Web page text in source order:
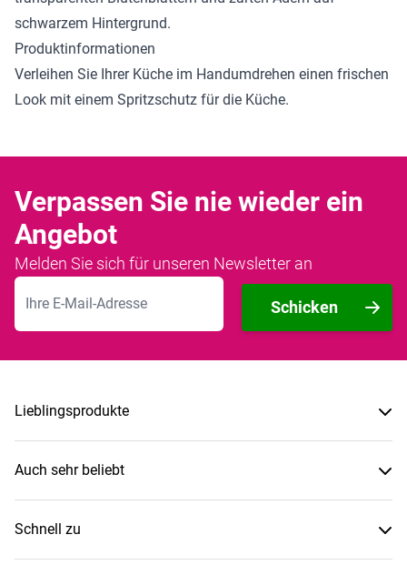
schwarzem Hintergrund.
Produktinformationen
Verleihen Sie Ihrer Küche im Handumdrehen einen frischen
Look mit einem Spritzschutz für die Küche.
Verpassen Sie nie wieder ein
Angebot
Melden Sie sich für unseren Newsletter an
E-Mailadresse
Schicken
Lieblingsprodukte
Auch sehr beliebt
Schnell zu